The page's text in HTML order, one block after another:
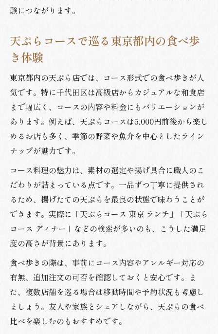
リーズナブルな天ぷらコースの探し方
天ぷらコースで価格と満足度を比較する方
コスパ重視の天ぷらランチ選び方ガイド
満足度が高い天ぷらディナーのコツ
天ぷらを安く美味しく味わうための工夫
東京で見つけるコスト重視の天ぷら店
千代田区と羽村市で巡る天ぷらの醍醐味
千代田区で天ぷらグルメツアーの新発見
羽村市で味わう天ぷらの魅力ポイント
移動しやすい天ぷら店の探し方とコツ
天ぷらグルメで千代田区と羽村市を繋ぐ旅
千代田区羽村市で満喫できる天ぷら体験
験につながります。
天ぷらコースで巡る東京都内の食べ歩
き体験
東京都内の天ぷら店では、コース形式での食べ歩きが人
気です。特に千代田区は高級店からカジュアルな和食店
まで幅広く、コースの内容や料金にもバリエーションが
あります。例えば、天ぷらコースは5,000円前後から楽し
めるお店も多く、季節の野菜や魚介を中心としたライン
ナップが魅力です。
コース料理の魅力は、素材の選定や揚げ具合に職人のこ
だわりが詰まっている点です。一品ずつ丁寧に提供され
るため、揚げたての天ぷらを最良の状態で味わうことが
できます。実際に「天ぷらコース 東京 ランチ」「天ぷら
コース ディナー」などの検索が多いのも、こうした満足
度の高さが背景にあります。
食べ歩きの際は、事前にコース内容やアレルギー対応の
有無、追加注文の可否を確認しておくと安心です。ま
た、複数店舗を巡る場合は移動時間や予約状況も考慮し
ましょう。友人や家族とシェアしながら、天ぷらの食べ
比べを楽しむのもおすすめです。